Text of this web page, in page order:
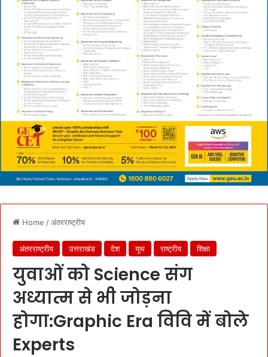
Home /अंतरराष्ट्रीय
अंतरराष्ट्रीय उत्तराखंड देश यूथ राष्ट्रीय शिक्षा
युवाओं को Science संग
अध्यात्म से भी जोड़ना
होगा:Graphic Era विवि में बोले
Experts